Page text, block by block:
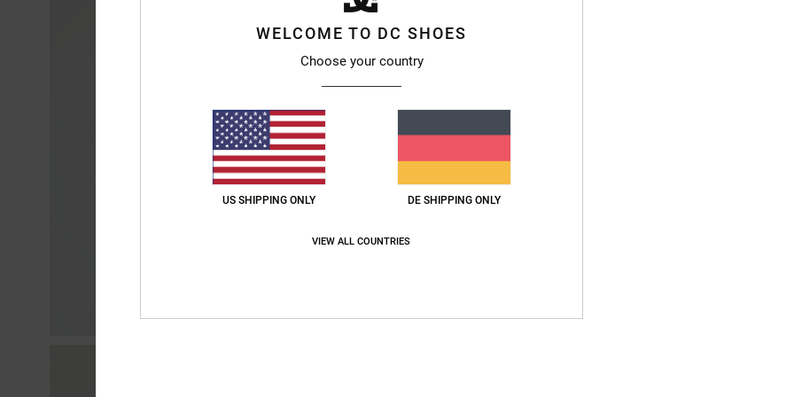
WELCOME TO DC SHOES
Choose your country
US SHIPPING ONLY DE SHIPPING ONLY
VIEW ALL COUNTRIES